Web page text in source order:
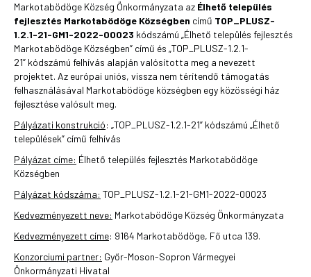
Markotabödöge Község Önkormányzata az Élhető település
fejlesztés Markotabödöge Községben című TOP_PLUSZ-
1.2.1-21-GM1-2022-00023 kódszámú „Élhető település fejlesztés
Markotabödöge Községben” című és „TOP_PLUSZ-1.2.1-
21” kódszámú felhívás alapján valósította meg a nevezett
projektet. Az európai uniós, vissza nem térítendő támogatás
felhasználásával Markotabödöge községben egy közösségi ház
fejlesztése valósult meg.
Pályázati konstrukció: „TOP_PLUSZ-1.2.1-21” kódszámú „Élhető
települések” című felhívás
Pályázat címe: Élhető település fejlesztés Markotabödöge
Községben
Pályázat kódszáma: TOP_PLUSZ-1.2.1-21-GM1-2022-00023
Kedvezményezett neve: Markotabödöge Község Önkormányzata
Kedvezményezett címe: 9164 Markotabödöge, Fő utca 139.
Konzorciumi partner: Győr-Moson-Sopron Vármegyei
Önkormányzati Hivatal